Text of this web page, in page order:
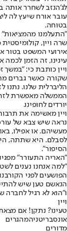
לג'הנזב לשחרר אותה
עובר אורח שיעץ לה
בטוחה.
"התעלמנו מהמציאות"
שרה ויין,
אירועי המשפט בטור
עינינו, זה הזמן
ויין כותבת כי:
שקורה כאשר גברים
הליברלית שלנו. נתנו
הממשלה מאפשרת לזה
יורדים לחופינו.
ויין מאשימה את
נראה שיש צבא של
מעשיהם. או אפילו,
לסבלם. היא שתתה,
הסיפור".
"האריה התעורר"
"למה אנחנו נענים
הפושעים לפני
הנאשם טען שיש
ו"הוא לא רגיל לחברה
ויין
טעינו? נתקן! אם
אונסבריטניהמהגרים
מדורים